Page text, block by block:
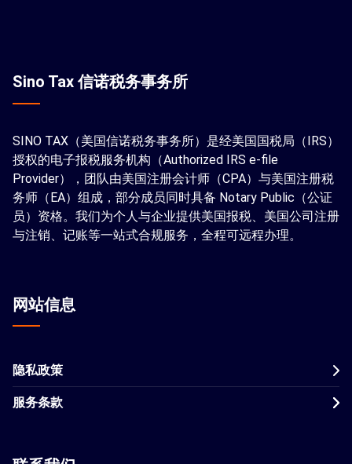
Sino Tax 信诺税务事务所
SINO TAX（美国信诺税务事务所）是经美国国税局（IRS）
授权的电子报税服务机构（Authorized IRS e-file
Provider），团队由美国注册会计师（CPA）与美国注册税
务师（EA）组成，部分成员同时具备 Notary Public（公证
员）资格。我们为个人与企业提供美国报税、美国公司注册
与注销、记账等一站式合规服务，全程可远程办理。
网站信息
隐私政策
服务条款